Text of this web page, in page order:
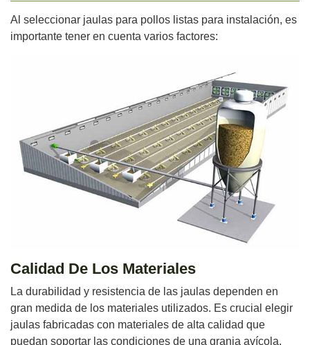
Al seleccionar jaulas para pollos listas para instalación, es
importante tener en cuenta varios factores:
Calidad De Los Materiales
La durabilidad y resistencia de las jaulas dependen en
gran medida de los materiales utilizados. Es crucial elegir
jaulas fabricadas con materiales de alta calidad que
puedan soportar las condiciones de una granja avícola.